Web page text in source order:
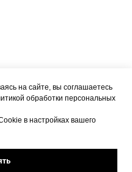
на сайте, вы соглашаетесь
обработки персональных
в настройках вашего